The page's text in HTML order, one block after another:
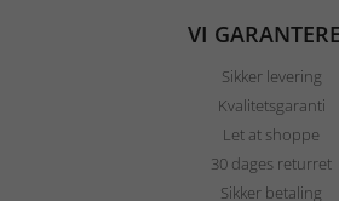
VI
Sikker levering
Kvalitetsgaranti
Let at shoppe
30 dages returret
Sikker betaling